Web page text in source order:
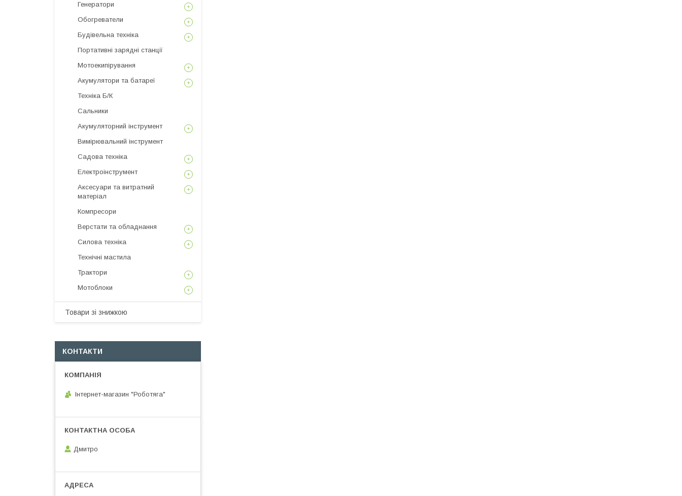
Генератори
Обогреватели
Будівельна техніка
Портативні зарядні станції
Мотоекипірування
Акумулятори та батареї
Техніка Б/К
Сальники
Акумуляторний інструмент
Вимірювальний інструмент
Садова техніка
Електроінструмент
Аксесуари та витратний
матеріал
Компресори
Верстати та обладнання
Силова техніка
Технічні мастила
Трактори
Мотоблоки
Товари зі знижкою
КОНТАКТИ
Інтернет-магазин "Роботяга"
Дмитро